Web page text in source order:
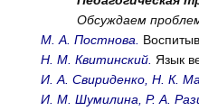
Обсуждаем
М. А. Постнова.
Н. М. Квитинский. Язык
И. А. Свириденко, Н. К.
И. М. Шумилина, Р. А.